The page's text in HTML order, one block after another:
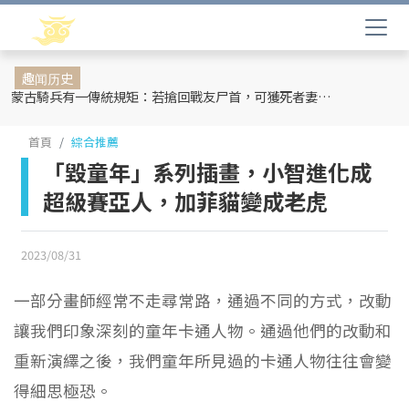
趣闻历史
蒙古騎兵有一傳統規矩：若搶回戰友尸首，可獲死者妻妾和全部牲畜
首頁 綜合推薦
「毀童年」系列插畫，小智進化成
超級賽亞人，加菲貓變成老虎
2023/08/31
一部分畫師經常不走尋常路，通過不同的方式，改動
讓我們印象深刻的童年卡通人物。通過他們的改動和
重新演繹之後，我們童年所見過的卡通人物往往會變
得細思極恐。